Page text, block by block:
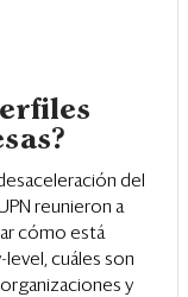
del
reunieron a
cómo está
cuáles son
y